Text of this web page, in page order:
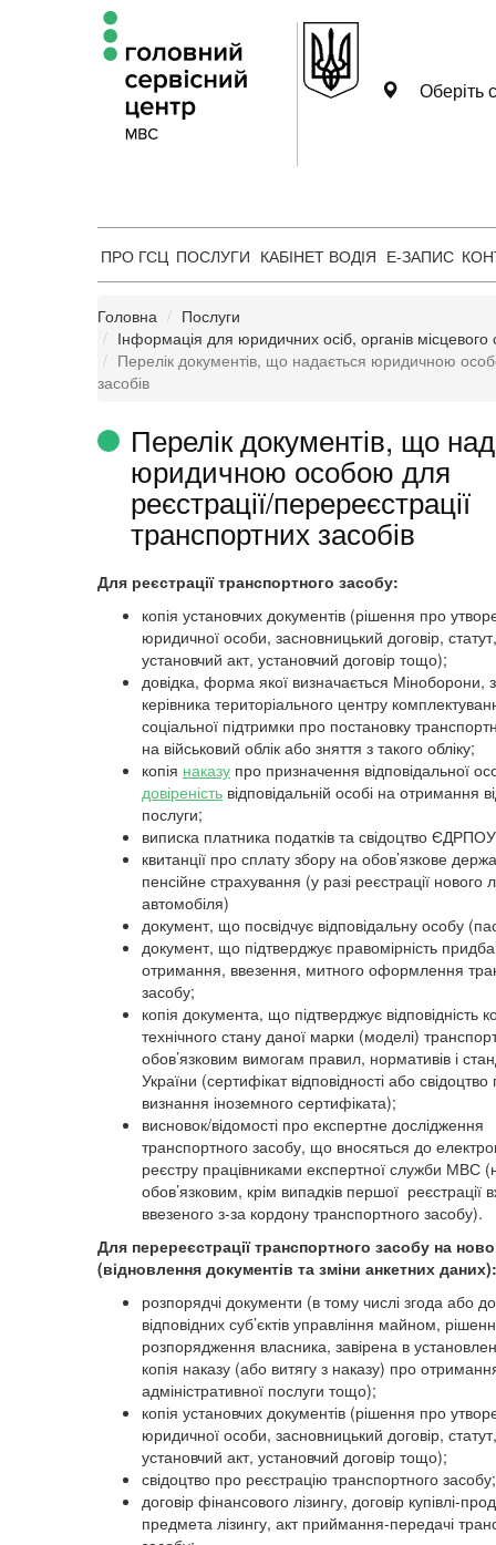
Оберіть
ПРО ГСЦ ПОСЛУГИ КАБІНЕТ ВОДІЯ Е-ЗАПИС
Головна
Послуги
Інформація для юридичних осіб, органів
Перелік документів, що надається юридичною
засобів
Перелік документів, що
юридичною особою для
реєстрації/перереєстрації
транспортних засобів
Для реєстрації транспортного засобу:
копія установчих документів (рішення про
юридичної особи, засновницький договір,
установчий акт, установчий договір тощо);
довідка, форма якої визначається Міноборони,
керівника територіального центру
соціальної підтримки про постановку
на військовий облік або зняття з такого обліку;
копія наказу про призначення відповідальної
довіреність відповідальній особі на отримання
послуги;
виписка платника податків та свідоцтво
квитанції про сплату збору на обов’язкове
пенсійне страхування (у разі реєстрації нового
автомобіля)
документ, що посвідчує відповідальну особу
документ, що підтверджує правомірність
отримання, ввезення, митного оформлення
засобу;
копія документа, що підтверджує відповідність
технічного стану даної марки (моделі)
обов’язковим вимогам правил, нормативів і
України (сертифікат відповідності або свідоцтво
визнання іноземного сертифіката);
висновок/відомості про експертне дослідження
транспортного засобу, що вносяться до
реєстру працівниками експертної служби МВС
обов’язковим, крім випадків першої реєстрації
ввезеного з-за кордону транспортного засобу).
Для перереєстрації транспортного засобу на
(відновлення документів та зміни анкетних даних):
розпорядчі документи (в тому числі згода або
відповідних суб’єктів управління майном,
розпорядження власника, завірена в
копія наказу (або витягу з наказу) про
адміністративної послуги тощо);
копія установчих документів (рішення про
юридичної особи, засновницький договір,
установчий акт, установчий договір тощо);
свідоцтво про реєстрацію транспортного засобу;
договір фінансового лізингу, договір купівлі-
предмета лізингу, акт приймання-передачі